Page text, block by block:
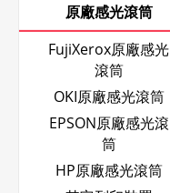
原廠感光滾筒
FujiXerox原廠感光
滾筒
OKI原廠感光滾筒
EPSON原廠感光滾
筒
HP原廠感光滾筒